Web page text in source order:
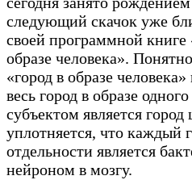
следующий скачок уже
своей программной книге
образе человека».
«город в образе
весь город в образе
субъектом является
уплотняется, что каждый
отдельности является
нейроном в мозгу.